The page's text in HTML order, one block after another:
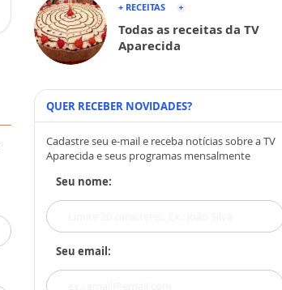
+ RECEITAS
Todas as receitas da TV
Aparecida
QUER RECEBER NOVIDADES?
Cadastre seu e-mail e receba notícias sobre a TV
Aparecida e seus programas mensalmente
Seu nome:
Seu email: